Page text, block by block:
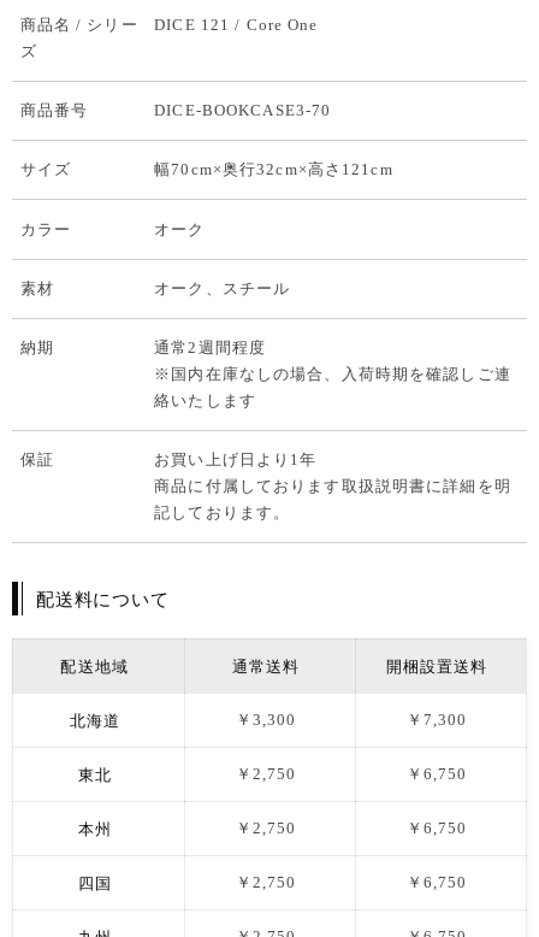
商品名 / シリー
ズ
DICE 121 / Core One
商品番号 DICE-BOOKCASE3-70
サイズ 幅70cm×奥行32cm×高さ121cm
カラー オーク
素材 オーク、スチール
納期
通常2週間程度
※国内在庫なしの場合、入荷時期を確認しご連
絡いたします
保証
お買い上げ日より1年
商品に付属しております取扱説明書に詳細を明
記しております。
配送料について
配送地域 通常送料 開梱設置送料
北海道 ￥3,300 ￥7,300
東北 ￥2,750 ￥6,750
本州 ￥2,750 ￥6,750
四国 ￥2,750 ￥6,750